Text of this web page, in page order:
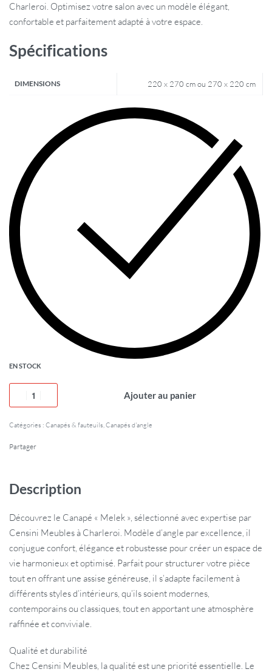
Charleroi. Optimisez votre salon avec un modèle élégant,
confortable et parfaitement adapté à votre espace.
Spécifications
DIMENSIONS 220 x 270 cm ou 270 x 220 cm
EN STOCK
Ajouter au panier
Catégories : Canapés & fauteuils,Canapés d'angle
Partager
Description
Découvrez le Canapé « Melek », sélectionné avec expertise par
Censini Meubles à Charleroi. Modèle d’angle par excellence, il
conjugue confort, élégance et robustesse pour créer un espace de
vie harmonieux et optimisé. Parfait pour structurer votre pièce
tout en offrant une assise généreuse, il s’adapte facilement à
différents styles d’intérieurs, qu’ils soient modernes,
contemporains ou classiques, tout en apportant une atmosphère
raffinée et conviviale.
Qualité et durabilité
Chez Censini Meubles, la qualité est une priorité essentielle. Le